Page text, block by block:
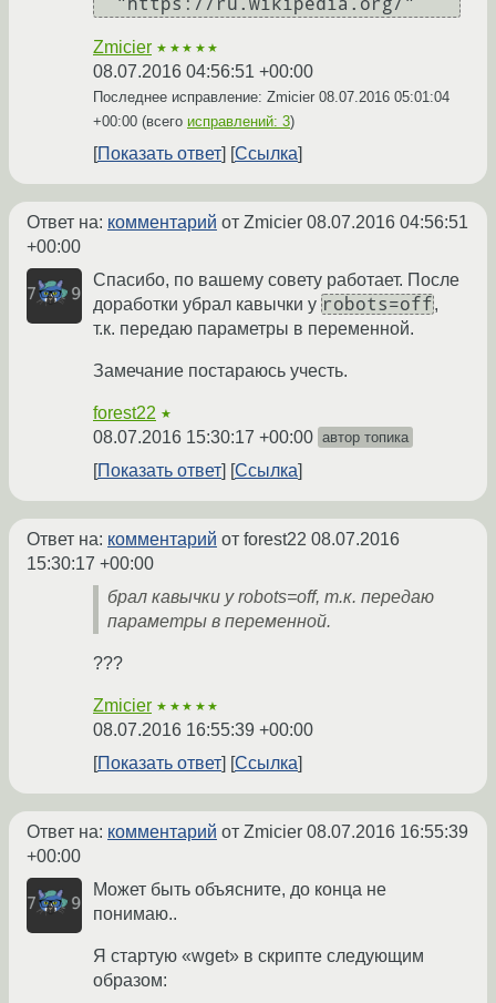
Zmicier ★★★★★
08.07.2016 04:56:51 +00:00
Последнее исправление: Zmicier 08.07.2016 05:01:04
+00:00 (всего исправлений: 3)
Показать ответ Ссылка
Ответ на: комментарий от Zmicier 08.07.2016 04:56:51
+00:00
Спасибо, по вашему совету работает. После
доработки убрал кавычки у robots=off,
т.к. передаю параметры в переменной.
Замечание постараюсь учесть.
forest22 ★
08.07.2016 15:30:17 +00:00 автор топика
Показать ответ Ссылка
Ответ на: комментарий от forest22 08.07.2016
15:30:17 +00:00
брал кавычки у robots=off, т.к. передаю
параметры в переменной.
???
Zmicier ★★★★★
08.07.2016 16:55:39 +00:00
Показать ответ
Ссылка
Ответ на: комментарий от Zmicier 08.07.2016 16:55:39
+00:00
Может быть объясните, до конца не
понимаю..
Я стартую «wget» в скрипте следующим
образом: